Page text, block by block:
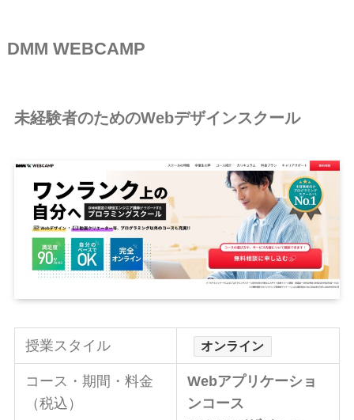
DMM WEBCAMP
未経験者のためのWebデザインスクール
授業スタイル オンライン
コース・期間・料金
（税込）
Webアプリケーショ
ンコース